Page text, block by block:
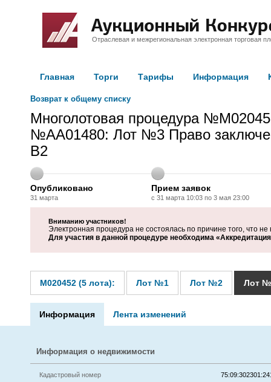
Отраслевая и межрегиональная электронная торговая
Главная Торги Тарифы Информация
Возврат к общему списку
Многолотовая процедура
№AA01480: Лот №3 Право
В2
Опубликовано
31 марта
Прием заявок
с 31 марта 10:03 по 3 мая 23:00
Вниманию участников!
Электронная процедура не состоялась по причине того, что не
Для участия в данной процедуре необходима
M020452 (5 лота): Лот №1 Лот №2 Лот
Информация Лента изменений
Информация о недвижимости
Кадастровый номер